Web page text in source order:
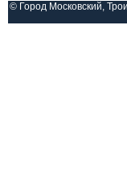
© Город Московский,